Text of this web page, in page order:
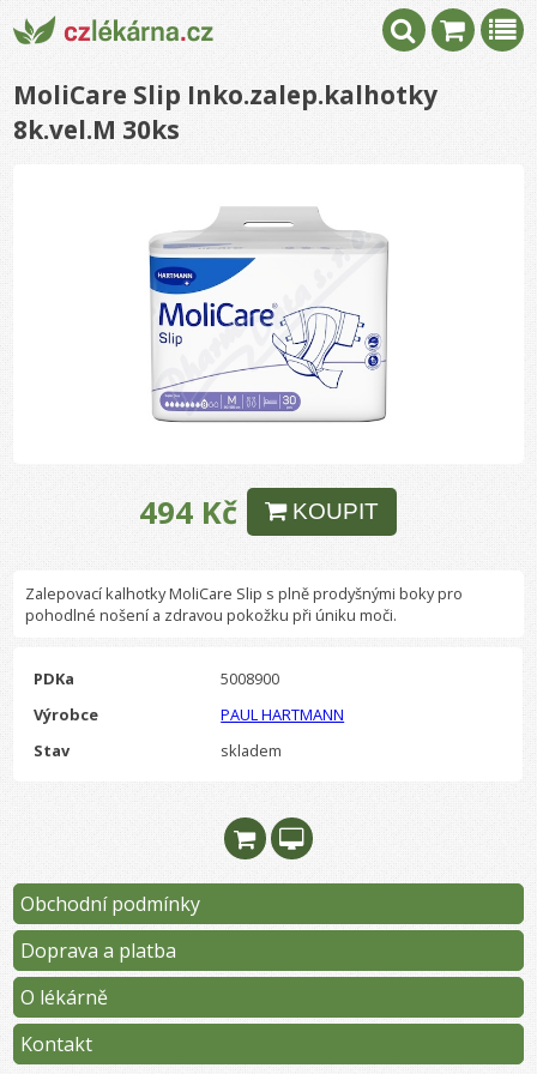
MoliCare Slip Inko.zalep.kalhotky
8k.vel.M 30ks
494 Kč KOUPIT
Zalepovací kalhotky MoliCare Slip s plně prodyšnými boky pro
pohodlné nošení a zdravou pokožku při úniku moči.
PDKa
5008900
Výrobce
PAUL HARTMANN
Stav
skladem
Obchodní podmínky
Doprava a platba
O lékárně
Kontakt